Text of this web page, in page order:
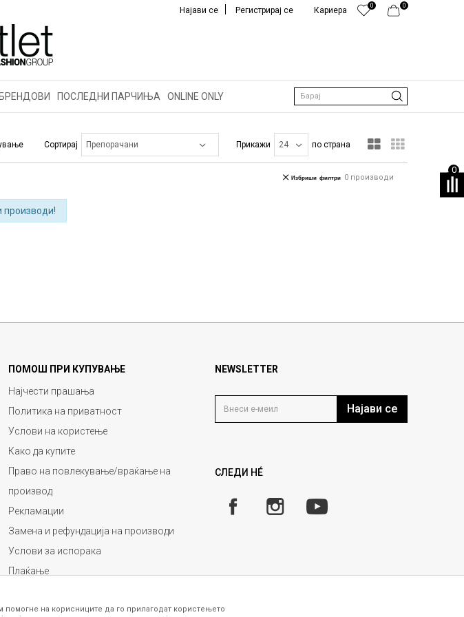
0
0
Кариера
Најави се Регистрирај се
БРЕНДОВИ ПОСЛЕДНИ ПАРЧИЊА ONLINE ONLY Барај
0
Сортирај Прикажи по страна
0 производи
Избриши филтри
производи!
ПОМОШ ПРИ КУПУВАЊЕ
Најчести прашања
Политика на приватност
Услови на користење
Како да купите
Право на повлекување/враќање на
производ
Рекламации
Замена и рефундација на производи
Услови за испорака
Плаќање
NEWSLETTER
Најави се
СЛЕДИ НÉ
на корисниците да го прилагодат користењето